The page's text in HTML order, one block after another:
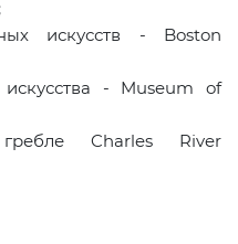
искусств - Boston
- Museum
of
Charles
River